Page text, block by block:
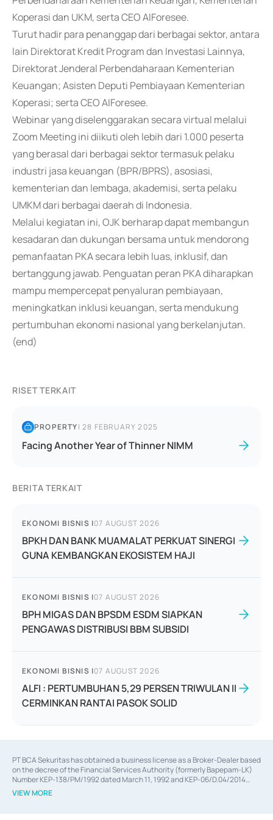
Koperasi dan UKM, serta CEO AIForesee.
Turut hadir para penanggap dari berbagai sektor, antara
lain Direktorat Kredit Program dan Investasi Lainnya,
Direktorat Jenderal Perbendaharaan Kementerian
Keuangan; Asisten Deputi Pembiayaan Kementerian
Koperasi; serta CEO AIForesee.
Webinar yang diselenggarakan secara virtual melalui
Zoom Meeting ini diikuti oleh lebih dari 1.000 peserta
yang berasal dari berbagai sektor termasuk pelaku
industri jasa keuangan (BPR/BPRS), asosiasi,
kementerian dan lembaga, akademisi, serta pelaku
UMKM dari berbagai daerah di Indonesia.
Melalui kegiatan ini, OJK berharap dapat membangun
kesadaran dan dukungan bersama untuk mendorong
pemanfaatan PKA secara lebih luas, inklusif, dan
bertanggung jawab. Penguatan peran PKA diharapkan
mampu mempercepat penyaluran pembiayaan,
meningkatkan inklusi keuangan, serta mendukung
pertumbuhan ekonomi nasional yang berkelanjutan.
(end)
RISET TERKAIT
PROPERTY|28 FEBRUARY 2025
Facing Another Year of Thinner NIMM
BERITA TERKAIT
EKONOMI BISNIS |07 AUGUST 2026
BPKH DAN BANK MUAMALAT PERKUAT SINERGI
GUNA KEMBANGKAN EKOSISTEM HAJI
EKONOMI BISNIS |07 AUGUST 2026
BPH MIGAS DAN BPSDM ESDM SIAPKAN
PENGAWAS DISTRIBUSI BBM SUBSIDI
EKONOMI BISNIS |07 AUGUST 2026
ALFI : PERTUMBUHAN 5,29 PERSEN TRIWULAN II
CERMINKAN RANTAI PASOK SOLID
PT BCA Sekuritas has obtained a business license as a Broker-Dealer based
on the decree of the Financial Services Authority (formerly Bapepam-LK)
Number KEP-138/PM/1992 dated March 11, 1992 and KEP-06/D.04/2014
dated February 28, 2014, a business license as an Underwriter based on the
decree of the Financial Services Authority Number KEP-12/PM/PEE/1997
VIEW MORE